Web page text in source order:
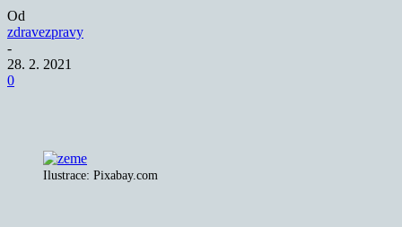
Od
zdravezpravy
-
28. 2. 2021
0
Ilustrace: Pixabay.com